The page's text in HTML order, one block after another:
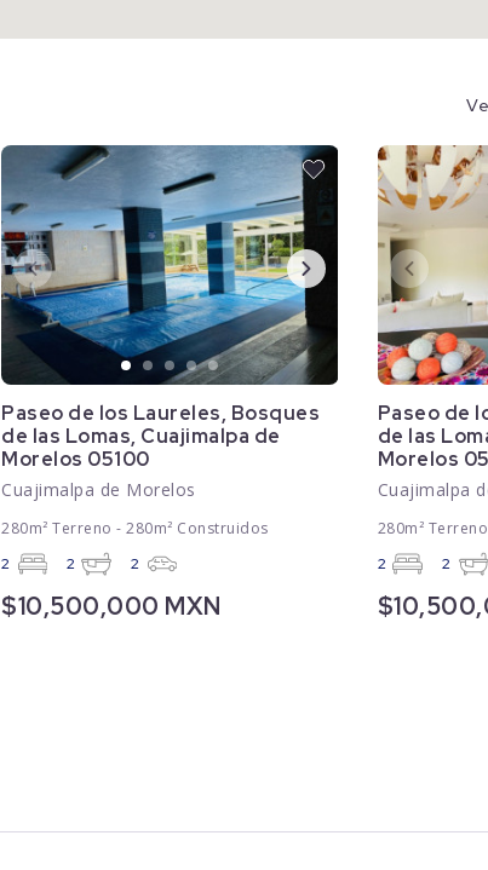
Paseo de los Laureles, Bosques
de las Lomas, Cuajimalpa de
Morelos 05100
Cuajimalpa de Morelos
280m² Terreno - 280m² Construidos
2 2 2
$10,500,000 MXN
Paseo de
de las
Morelos
Cuajimalpa
280m²
2 2